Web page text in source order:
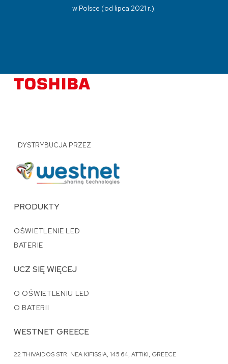
w Polsce (od lipca 2021 r.).
DYSTRYBUCJA PRZEZ
PRODUKTY
OŚWIETLENIE LED
BATERIE
UCZ SIĘ WIĘCEJ
O OŚWIETLENIU LED
O BATERII
WESTNET GREECE
22 THIVAIDOS STR. NEA KIFISSIA, 145 64, ATTIKI, GREECE